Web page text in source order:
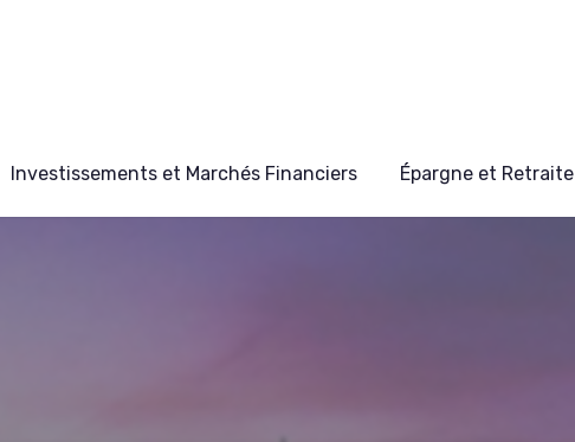
Investissements et Marchés Financiers Épargne et Retraite